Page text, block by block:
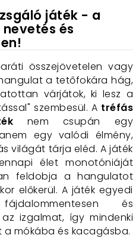
játék - a
és
összejövetelen vagy
a tetőfokára hág,
várjátok, ki lesz a
szembesül. A tréfás
nem csupán egy
egy valódi élmény,
világát tárja eléd. A játék
élet monotóniáját
feldobja a hangulatot
előkerül. A játék egyedi
és
izgalmat, így mindenki
mókába és kacagásba.